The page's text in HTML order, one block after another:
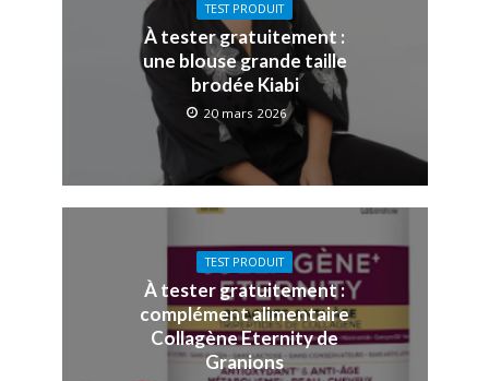
TEST PRODUIT
À tester gratuitement :
une blouse grande taille
brodée Kiabi
20 mars 2026
TEST PRODUIT
À tester gratuitement :
complément alimentaire
Collagène Eternity de
Granions